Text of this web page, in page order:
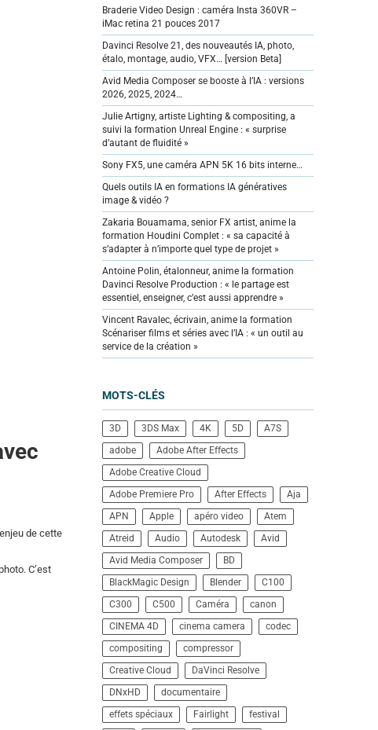
de cette
C’est
Braderie Video Design : caméra Insta 360VR –
iMac retina 21 pouces 2017
Davinci Resolve 21, des nouveautés IA, photo,
étalo, montage, audio, VFX… [version Beta]
Avid Media Composer se booste à l’IA : versions
2026, 2025, 2024…
Julie Artigny, artiste Lighting & compositing, a
suivi la formation Unreal Engine : « surprise
d’autant de fluidité »
Sony FX5, une caméra APN 5K 16 bits interne…
Quels outils IA en formations IA génératives
image & vidéo ?
Zakaria Bouamama, senior FX artist, anime la
formation Houdini Complet : « sa capacité à
s’adapter à n’importe quel type de projet »
Antoine Polin, étalonneur, anime la formation
Davinci Resolve Production : « le partage est
essentiel, enseigner, c’est aussi apprendre »
Vincent Ravalec, écrivain, anime la formation
Scénariser films et séries avec l’IA : « un outil au
service de la création »
MOTS-CLÉS
3D 3DS Max 4K 5D
A7S
adobe
Adobe After Effects
Adobe Creative Cloud
Adobe Premiere Pro
After Effects
Aja
APN
Apple apéro video
Atem
Atreid
Audio Autodesk
Avid
Avid Media Composer
BD
BlackMagic Design
Blender
C100
C300
C500 Caméra
canon
CINEMA 4D
cinema camera
codec
compositing
compressor
Creative Cloud
DaVinci Resolve
DNxHD
documentaire
effets spéciaux
Fairlight
festival